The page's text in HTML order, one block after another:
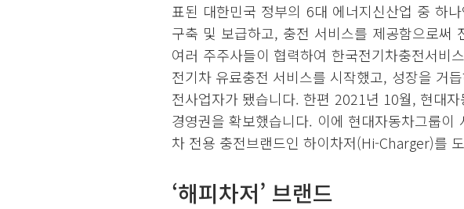
표된 대한민국 정부의 6대 에너지신산업 중 하
구축 및 보급하고, 충전 서비스를 제공함으로
여러 주주사들이 협력하여 한국전기차충전서
전기차 유료충전 서비스를 시작했고, 성장을 거
전사업자가 됐습니다. 한편 2021년 10월, 현대
경영권을 확보했습니다. 이에 현대자동차그룹이
차 전용 충전브랜드인 하이차저(Hi-Charger)를
‘해피차저’ 브랜드